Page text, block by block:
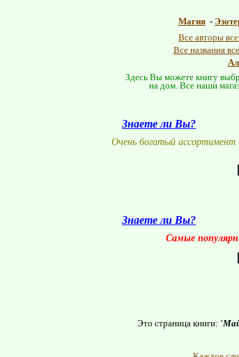
Магия -
Все авторы
Все названия
Здесь Вы можете книгу
на дом. Все наши
Знаете ли Вы?
Очень богатый ассортимент
Знаете ли Вы?
Самые
Это страница книги: